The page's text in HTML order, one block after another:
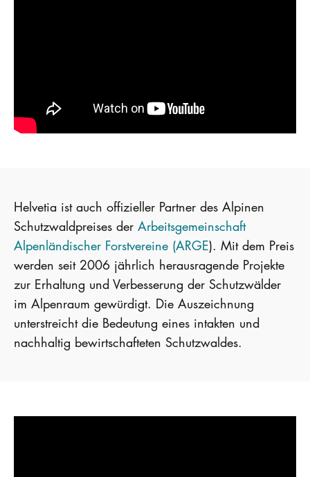
Helvetia ist auch offizieller Partner des Alpinen
Schutzwaldpreises der Arbeitsgemeinschaft
Alpenländischer Forstvereine (ARGE). Mit dem Preis
werden seit 2006 jährlich herausragende Projekte
zur Erhaltung und Verbesserung der Schutzwälder
im Alpenraum gewürdigt. Die Auszeichnung
unterstreicht die Bedeutung eines intakten und
nachhaltig bewirtschafteten Schutzwaldes.